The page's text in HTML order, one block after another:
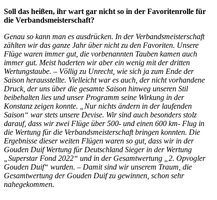
Soll das heißen, ihr wart gar nicht so in der Favoritenrolle für
die Verbandsmeisterschaft?
Genau so kann man es ausdrücken. In der Verbandsmeisterschaft
zählten wir das ganze Jahr über nicht zu den Favoriten. Unsere
Flüge waren immer gut, die vorbenannten Tauben kamen auch
immer gut. Meist haderten wir aber ein wenig mit der dritten
Wertungstaube. – Völlig zu Unrecht, wie sich ja zum Ende der
Saison herausstellte. Vielleicht war es auch, der nicht vorhandene
Druck, der uns über die gesamte Saison hinweg unseren Stil
beibehalten lies und unser Programm seine Wirkung in der
Konstanz zeigen konnte. „Nur nichts ändern in der laufenden
Saison“ war stets unsere Devise. Wir sind auch besonders stolz
darauf, dass wir zwei Flüge über 500- und einen 600 km- Flug in
die Wertung für die Verbandsmeisterschaft bringen konnten. Die
Ergebnisse dieser weiten Flügen waren so gut, dass wir in der
Gouden Duif Wertung für Deutschland Sieger in der Wertung
„Superstar Fond 2022“ und in der Gesamtwertung „2. Opvogler
Gouden Duif“ wurden. – Damit sind wir unserem Traum, die
Gesamtwertung der Gouden Duif zu gewinnen, schon sehr
nahegekommen.